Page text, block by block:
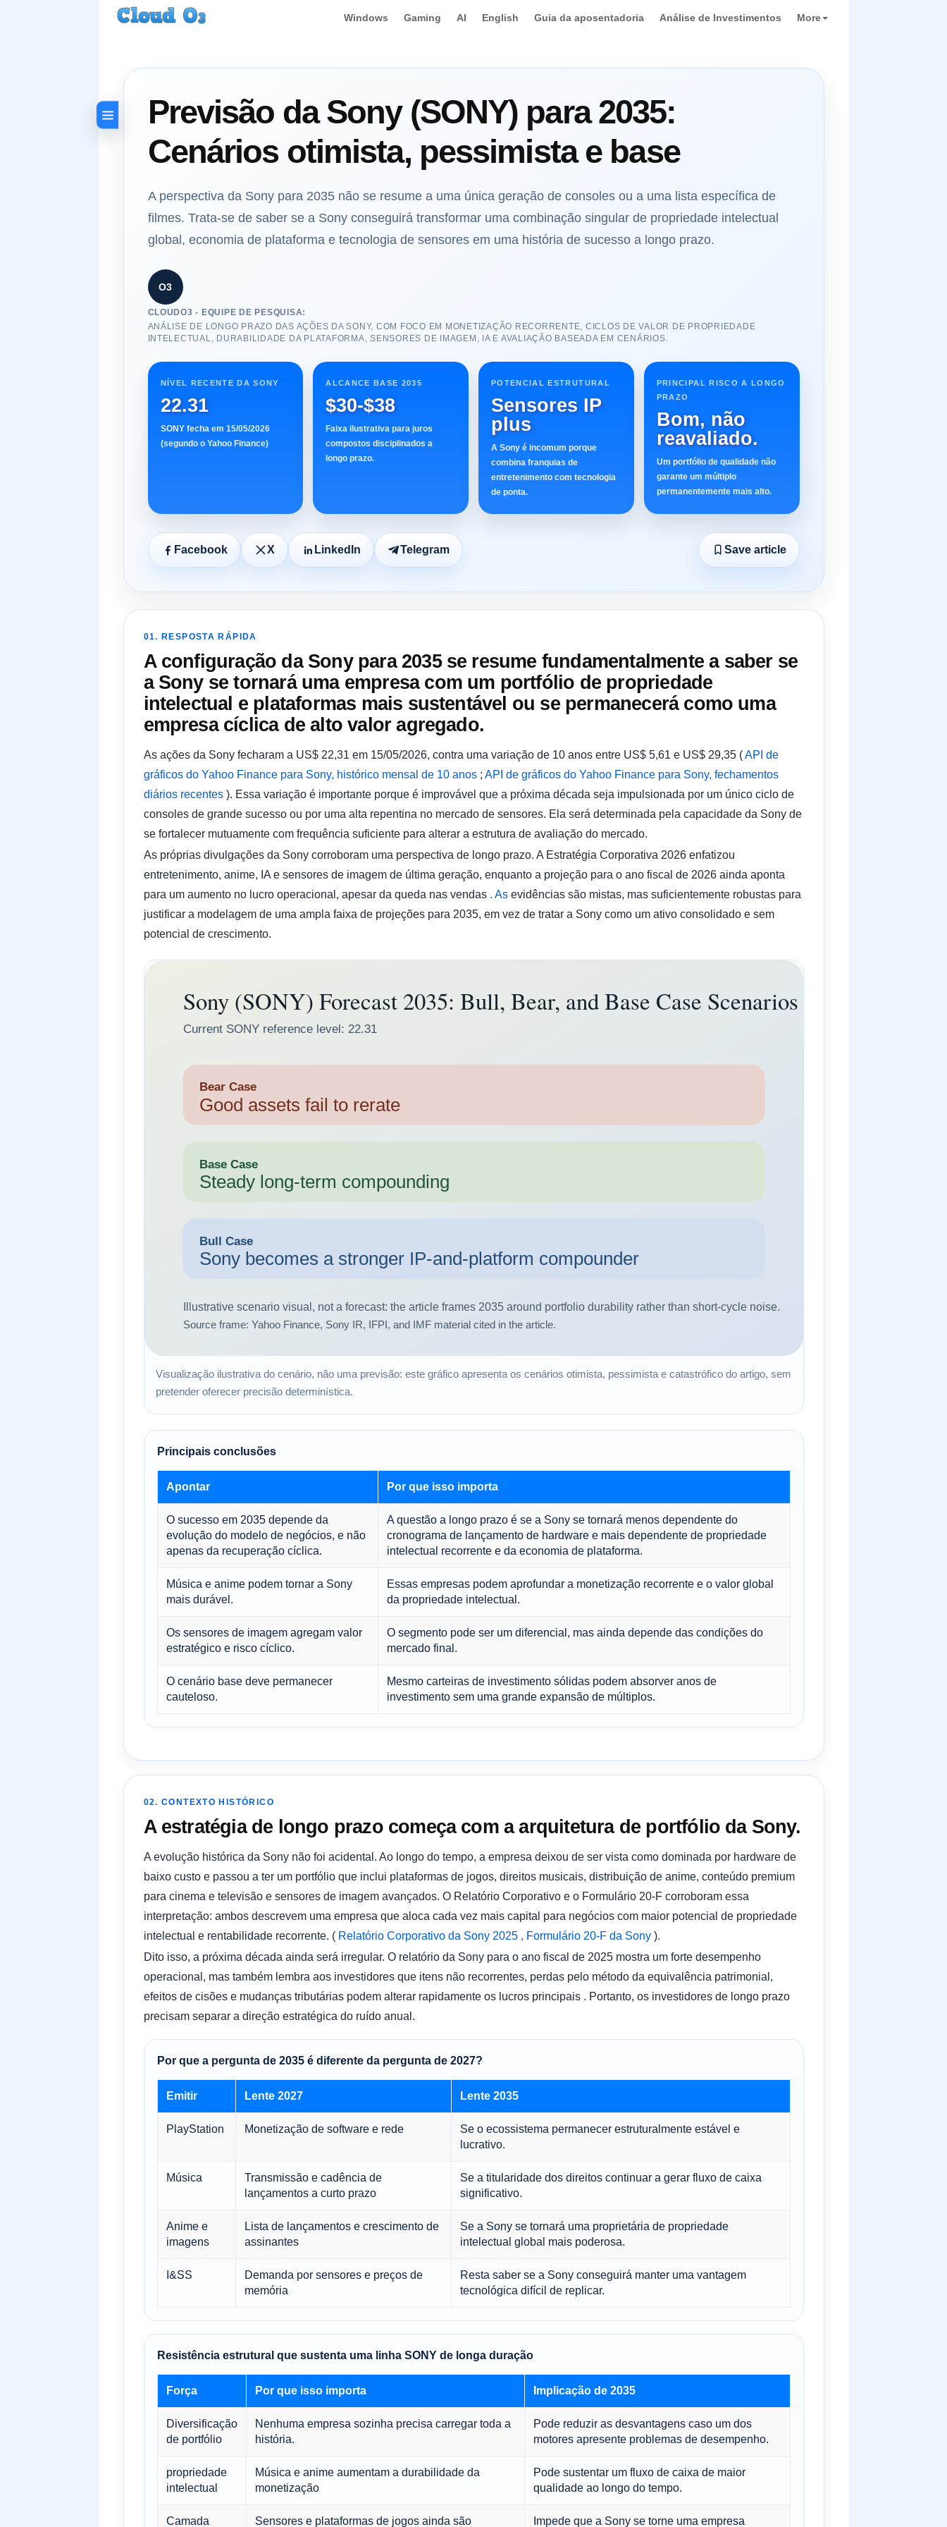
Windows Gaming AI English Guia da aposentadoria Análise de Investimentos More
Previsão da Sony (SONY) para 2035:
Cenários otimista, pessimista e base
A perspectiva da Sony para 2035 não se resume a uma única geração de consoles ou a uma lista específica de
filmes. Trata-se de saber se a Sony conseguirá transformar uma combinação singular de propriedade intelectual
global, economia de plataforma e tecnologia de sensores em uma história de sucesso a longo prazo.
O3
CLOUDO3 - EQUIPE DE PESQUISA:
ANÁLISE DE LONGO PRAZO DAS AÇÕES DA SONY, COM FOCO EM MONETIZAÇÃO RECORRENTE, CICLOS DE VALOR DE PROPRIEDADE
INTELECTUAL, DURABILIDADE DA PLATAFORMA, SENSORES DE IMAGEM, IA E AVALIAÇÃO BASEADA EM CENÁRIOS.
NÍVEL RECENTE DA SONY
22.31
SONY fecha em 15/05/2026
(segundo o Yahoo Finance)
ALCANCE BASE 2035
$30-$38
Faixa ilustrativa para juros
compostos disciplinados a
longo prazo.
POTENCIAL ESTRUTURAL
Sensores IP
plus
A Sony é incomum porque
combina franquias de
entretenimento com tecnologia
de ponta.
PRINCIPAL RISCO A LONGO
PRAZO
Bom, não
reavaliado.
Um portfólio de qualidade não
garante um múltiplo
permanentemente mais alto.
Facebook X LinkedIn Telegram Save article
01. RESPOSTA RÁPIDA
A configuração da Sony para 2035 se resume fundamentalmente a saber se
a Sony se tornará uma empresa com um portfólio de propriedade
intelectual e plataformas mais sustentável ou se permanecerá como uma
empresa cíclica de alto valor agregado.
As ações da Sony fecharam a US$ 22,31 em 15/05/2026, contra uma variação de 10 anos entre US$ 5,61 e US$ 29,35 (API de
gráficos do Yahoo Finance para Sony, histórico mensal de 10 anos; API de gráficos do Yahoo Finance para Sony, fechamentos
diários recentes). Essa variação é importante porque é improvável que a próxima década seja impulsionada por um único ciclo de
consoles de grande sucesso ou por uma alta repentina no mercado de sensores. Ela será determinada pela capacidade da Sony de
se fortalecer mutuamente com frequência suficiente para alterar a estrutura de avaliação do mercado.
As próprias divulgações da Sony corroboram uma perspectiva de longo prazo. A Estratégia Corporativa 2026 enfatizou
entretenimento, anime, IA e sensores de imagem de última geração, enquanto a projeção para o ano fiscal de 2026 ainda aponta
para um aumento no lucro operacional, apesar da queda nas vendas . Asevidências são mistas, mas suficientemente robustas para
justificar a modelagem de uma ampla faixa de projeções para 2035, em vez de tratar a Sony como um ativo consolidado e sem
potencial de crescimento.
Visualização ilustrativa do cenário, não uma previsão: este gráfico apresenta os cenários otimista, pessimista e catastrófico do artigo, sem
pretender oferecer precisão determinística.
Principais conclusões
Apontar Por que isso importa
O sucesso em 2035 depende da
evolução do modelo de negócios, e não
apenas da recuperação cíclica.
A questão a longo prazo é se a Sony se tornará menos dependente do
cronograma de lançamento de hardware e mais dependente de propriedade
intelectual recorrente e da economia de plataforma.
Música e anime podem tornar a Sony
mais durável.
Essas empresas podem aprofundar a monetização recorrente e o valor global
da propriedade intelectual.
Os sensores de imagem agregam valor
estratégico e risco cíclico.
O segmento pode ser um diferencial, mas ainda depende das condições do
mercado final.
O cenário base deve permanecer
cauteloso.
Mesmo carteiras de investimento sólidas podem absorver anos de
investimento sem uma grande expansão de múltiplos.
02. CONTEXTO HISTÓRICO
A estratégia de longo prazo começa com a arquitetura de portfólio da Sony.
A evolução histórica da Sony não foi acidental. Ao longo do tempo, a empresa deixou de ser vista como dominada por hardware de
baixo custo e passou a ter um portfólio que inclui plataformas de jogos, direitos musicais, distribuição de anime, conteúdo premium
para cinema e televisão e sensores de imagem avançados. O Relatório Corporativo e o Formulário 20-F corroboram essa
interpretação: ambos descrevem uma empresa que aloca cada vez mais capital para negócios com maior potencial de propriedade
intelectual e rentabilidade recorrente. ( Relatório Corporativo da Sony 2025 , Formulário 20-F da Sony).
Dito isso, a próxima década ainda será irregular. O relatório da Sony para o ano fiscal de 2025 mostra um forte desempenho
operacional, mas também lembra aos investidores que itens não recorrentes, perdas pelo método da equivalência patrimonial,
efeitos de cisões e mudanças tributárias podem alterar rapidamente os lucros principais . Portanto, os investidores de longo prazo
precisam separar a direção estratégica do ruído anual.
Por que a pergunta de 2035 é diferente da pergunta de 2027?
Emitir Lente 2027 Lente 2035
PlayStation Monetização de software e rede
Se o ecossistema permanecer estruturalmente estável e
lucrativo.
Música
Transmissão e cadência de
lançamentos a curto prazo
Se a titularidade dos direitos continuar a gerar fluxo de caixa
significativo.
Anime e
imagens
Lista de lançamentos e crescimento de
assinantes
Se a Sony se tornará uma proprietária de propriedade
intelectual global mais poderosa.
I&SS
Demanda por sensores e preços de
memória
Resta saber se a Sony conseguirá manter uma vantagem
tecnológica difícil de replicar.
Resistência estrutural que sustenta uma linha SONY de longa duração
Força Por que isso importa Implicação de 2035
Diversificação
de portfólio
Nenhuma empresa sozinha precisa carregar toda a
história.
Pode reduzir as desvantagens caso um dos
motores apresente problemas de desempenho.
propriedade
intelectual
Música e anime aumentam a durabilidade da
monetização
Pode sustentar um fluxo de caixa de maior
qualidade ao longo do tempo.
Camada Sensores e plataformas de jogos ainda são Impede que a Sony se torne uma empresa